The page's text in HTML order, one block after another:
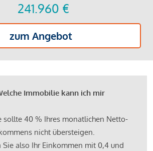
241.960 €
zum Angebot
Immobilie kann ich mir
sollte 40 % Ihres monatlichen Netto-
nicht übersteigen.
also Ihr Einkommen mit 0,4 und